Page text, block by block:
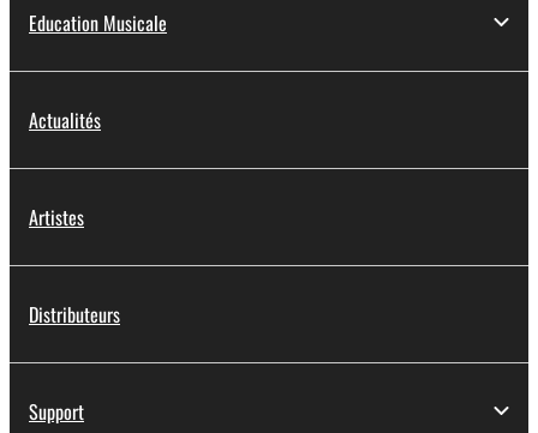
Education Musicale
Actualités
Artistes
Distributeurs
Support